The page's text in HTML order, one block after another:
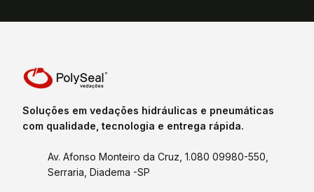
Soluções em vedações hidráulicas e pneumáticas
com qualidade, tecnologia e entrega rápida.
Av. Afonso Monteiro da Cruz, 1.080 09980-550,
Serraria, Diadema -SP